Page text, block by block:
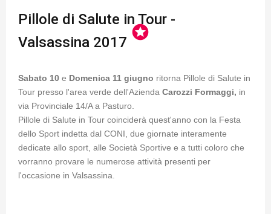
Pillole di Salute in Tour -
Valsassina 2017
stars
Sabato 10 e Domenica 11 giugno ritorna Pillole di Salute in
Tour presso l'area verde dell'Azienda Carozzi Formaggi, in
via Provinciale 14/A a Pasturo.
Pillole di Salute in Tour coinciderà quest'anno con la Festa
dello Sport indetta dal CONI, due giornate interamente
dedicate allo sport, alle Società Sportive e a tutti coloro che
vorranno provare le numerose attività presenti per
l'occasione in Valsassina.